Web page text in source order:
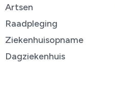
Artsen
Raadpleging
Ziekenhuisopname
Dagziekenhuis